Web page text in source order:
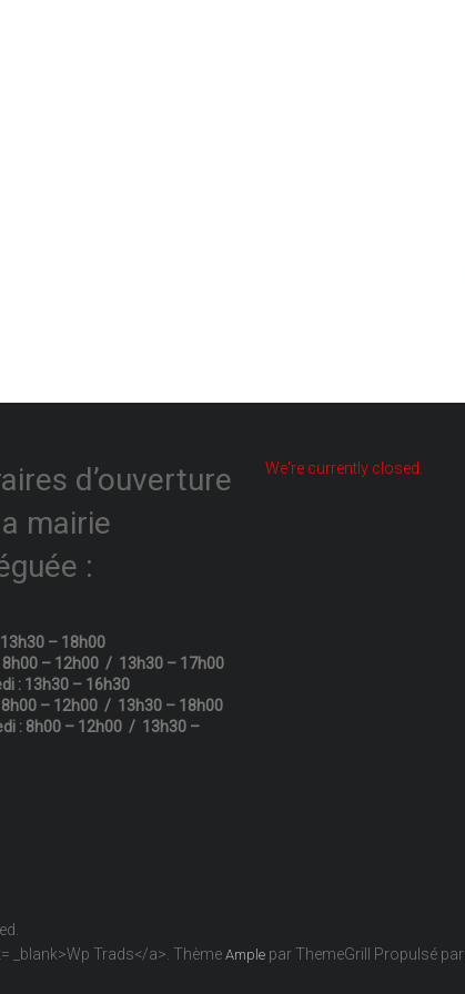
d’ouverture
mairie
:
13h30 – 18h00
8h00 – 12h00 / 13h30 – 17h00
: 13h30 – 16h30
8h00 – 12h00 / 13h30 – 18h00
: 8h00 – 12h00 / 13h30 –
We're currently closed.
_blank>Wp Trads</a>. Thème Ample par ThemeGrill Propulsé par